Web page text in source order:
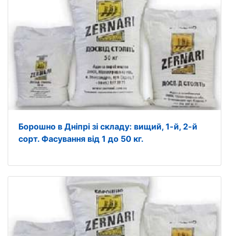
Борошно в Дніпрі зі складу: вищий, 1-й, 2-й
сорт. Фасування від 1 до 50 кг.